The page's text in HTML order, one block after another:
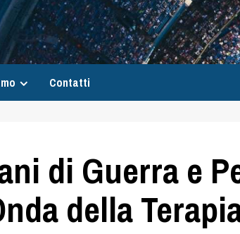
Contatti
di Guerra e
della